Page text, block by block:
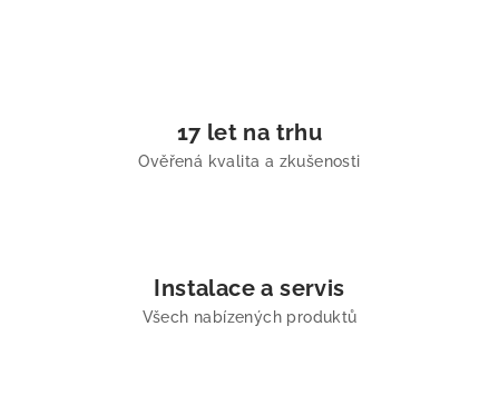
17 let na trhu
Ověřená kvalita a zkušenosti
Instalace a servis
Všech nabízených produktů